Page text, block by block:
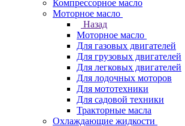
Компрессорное масло
Моторное масло
Назад
Моторное масло
Для газовых двигателей
Для грузовых двигателей
Для легковых двигателей
Для лодочных моторов
Для мототехники
Для садовой техники
Тракторные масла
Охлаждающие жидкости